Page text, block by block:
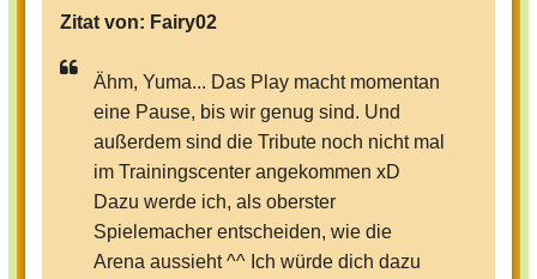
Zitat von: Fairy02
Ähm, Yuma... Das Play macht momentan
eine Pause, bis wir genug sind. Und
außerdem sind die Tribute noch nicht mal
im Trainingscenter angekommen xD
Dazu werde ich, als oberster
Spielemacher entscheiden, wie die
Arena aussieht ^^ Ich würde dich dazu